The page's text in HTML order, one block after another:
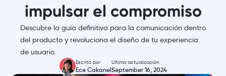
impulsar el compromiso
Descubre la guía definitiva para la comunicación dentro
del producto y revoluciona el diseño de tu experiencia
de usuario.
Escrito por
Ece Cakanel
Última actualización
September 16, 2024